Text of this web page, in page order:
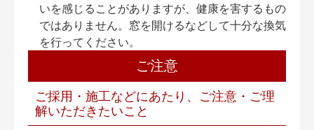
いを感じることがありますが、健康を害するもの
ではありません。窓を開けるなどして十分な換気
を行ってください。
ご注意
ご採用・施工などにあたり、ご注意・ご理
解いただきたいこと